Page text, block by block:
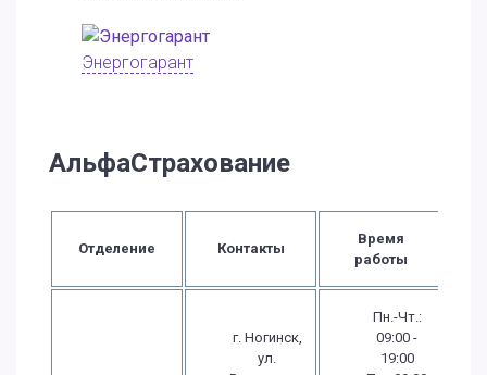
Энергогарант
АльфаСтрахование
Отделение Контакты
Время
работы
г. Ногинск,
ул.
Пн.-Чт.:
09:00 -
19:00